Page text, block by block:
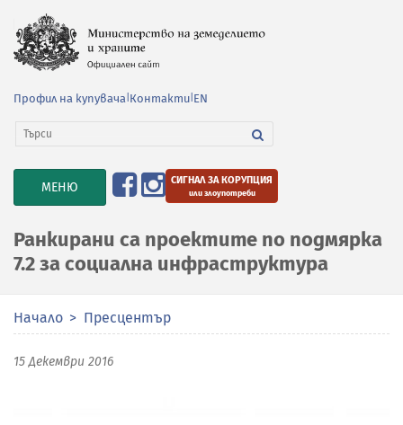
Профил на купувача Контакти EN
TOGGLE
NAVIGATION
МЕНЮ СИГНАЛ ЗА КОРУПЦИЯ
или злоупотреби
Ранкирани са проектите по подмярка
7.2 за социална инфраструктура
Начало Пресцентър
15 Декември 2016